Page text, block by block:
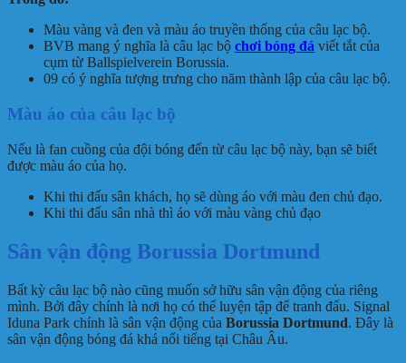
Màu vàng và đen và màu áo truyền thống của câu lạc bộ.
BVB mang ý nghĩa là câu lạc bộ chơi bóng đá viết tắt của
cụm từ Ballspielverein Borussia.
09 có ý nghĩa tượng trưng cho năm thành lập của câu lạc bộ.
Màu áo của câu lạc bộ
Nếu là fan cuồng của đội bóng đến từ câu lạc bộ này, bạn sẽ biết
được màu áo của họ.
Khi thi đấu sân khách, họ sẽ dùng áo với màu đen chủ đạo.
Khi thi đấu sân nhà thì áo với màu vàng chủ đạo
Sân vận động Borussia Dortmund
Bất kỳ câu lạc bộ nào cũng muốn sở hữu sân vận động của riêng
mình. Bởi đây chính là nơi họ có thể luyện tập để tranh đấu. Signal
Iduna Park chính là sân vận động của Borussia Dortmund. Đây là
sân vận động bóng đá khá nổi tiếng tại Châu Âu.